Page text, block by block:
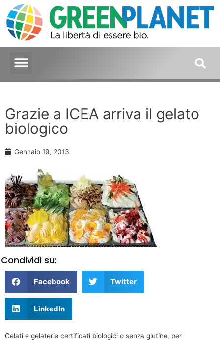
Grazie a ICEA arriva il gelato
biologico
Gennaio 19, 2013
Condividi su:
Facebook Twitter
LinkedIn
Gelati e gelaterie certificati biologici o senza glutine, per